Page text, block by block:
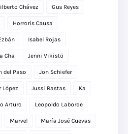
Chávez Gus Reyes
Horroris Causa
Isabel Rojas
Cha Jenni Vikistö
del Paso Jon Schiefer
López Jussi Rastas Ka
Arturo Leopoldo Laborde
Marvel María José Cuevas